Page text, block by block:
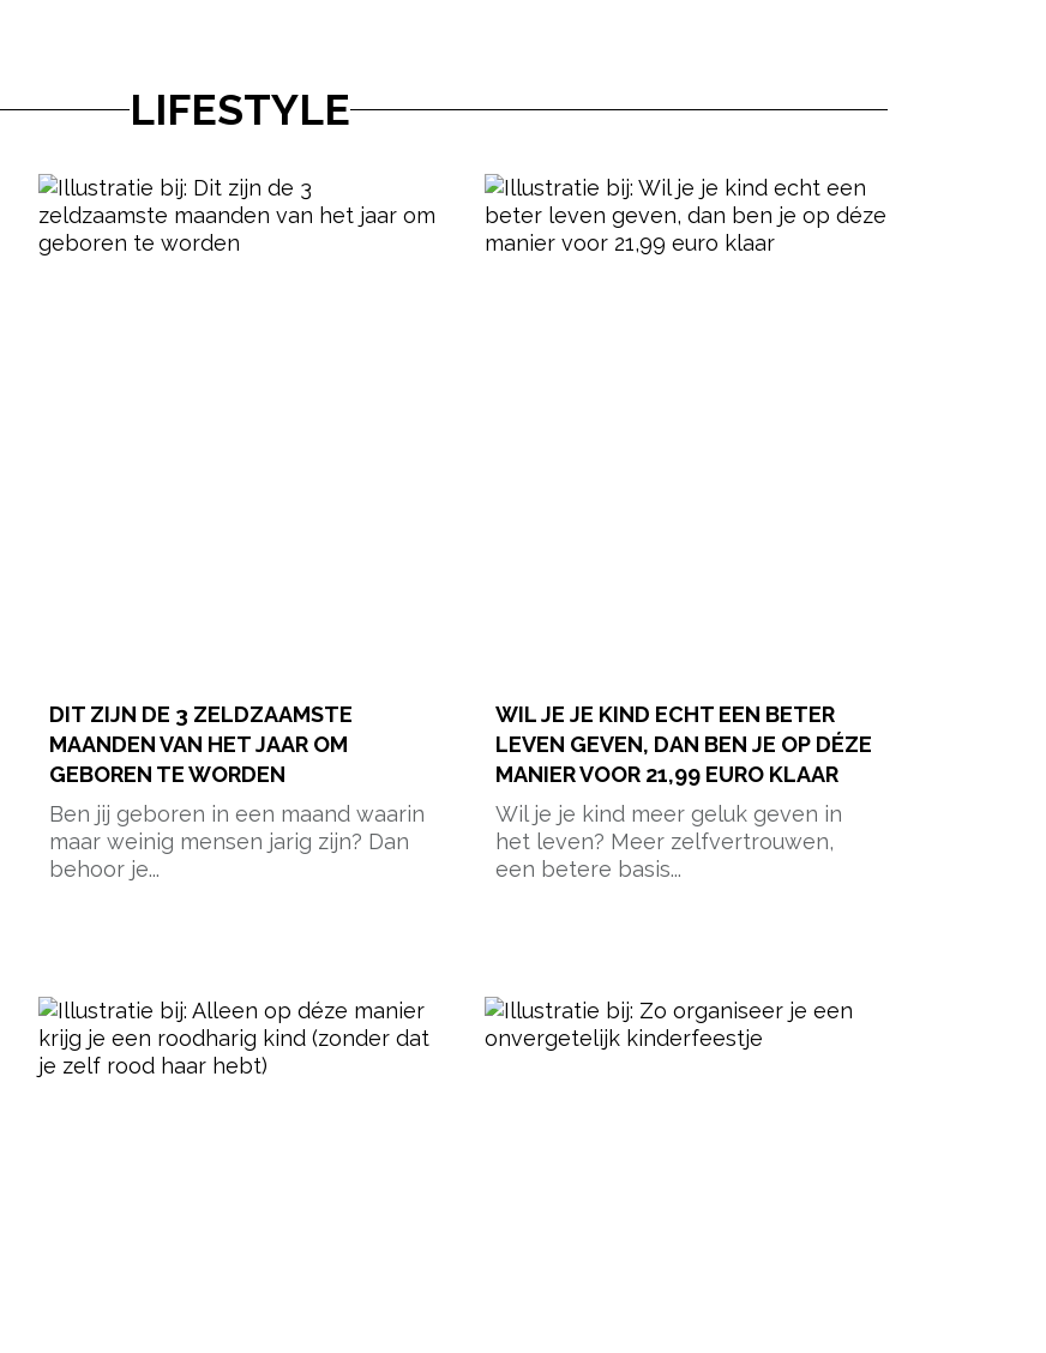
LIFESTYLE
DIT ZIJN DE 3 ZELDZAAMSTE
MAANDEN VAN HET JAAR OM
GEBOREN TE WORDEN
Ben jij geboren in een maand waarin
maar weinig mensen jarig zijn? Dan
behoor je...
WIL JE JE KIND ECHT EEN BETER
LEVEN GEVEN, DAN BEN JE OP DÉZE
MANIER VOOR 21,99 EURO KLAAR
Wil je je kind meer geluk geven in
het leven? Meer zelfvertrouwen,
een betere basis...